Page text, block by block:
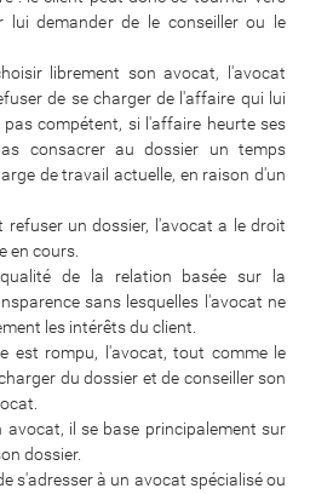
lui demander de le conseiller ou le
librement son avocat, l'avocat
de se charger de l'affaire qui lui
compétent, si l'affaire heurte ses
consacrer au dossier un temps
de travail actuelle, en raison d'un
refuser un dossier, l'avocat a le droit
en cours.
de la relation basée sur la
sans lesquelles l'avocat ne
les intérêts du client.
est rompu, l'avocat, tout comme le
du dossier et de conseiller son
avocat, il se base principalement sur
dossier.
s'adresser à un avocat spécialisé ou